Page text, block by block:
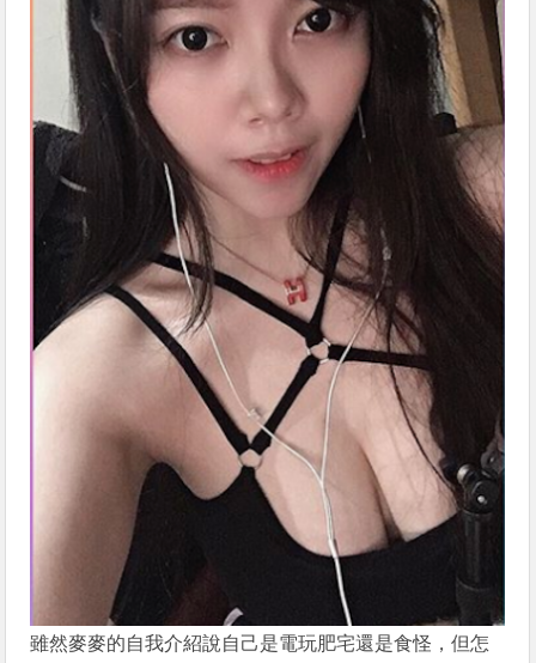
雖然麥麥的自我介紹說自己是電玩肥宅還是食怪，但怎